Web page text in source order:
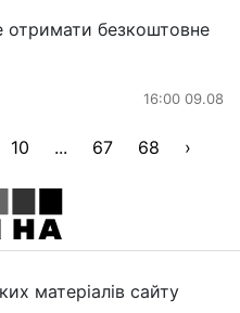
отримати безкоштовне
16:00 09.08
10 ... 67 68 ›
матеріалів сайту